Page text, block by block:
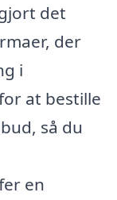
det
der
i
at bestille
så du
en